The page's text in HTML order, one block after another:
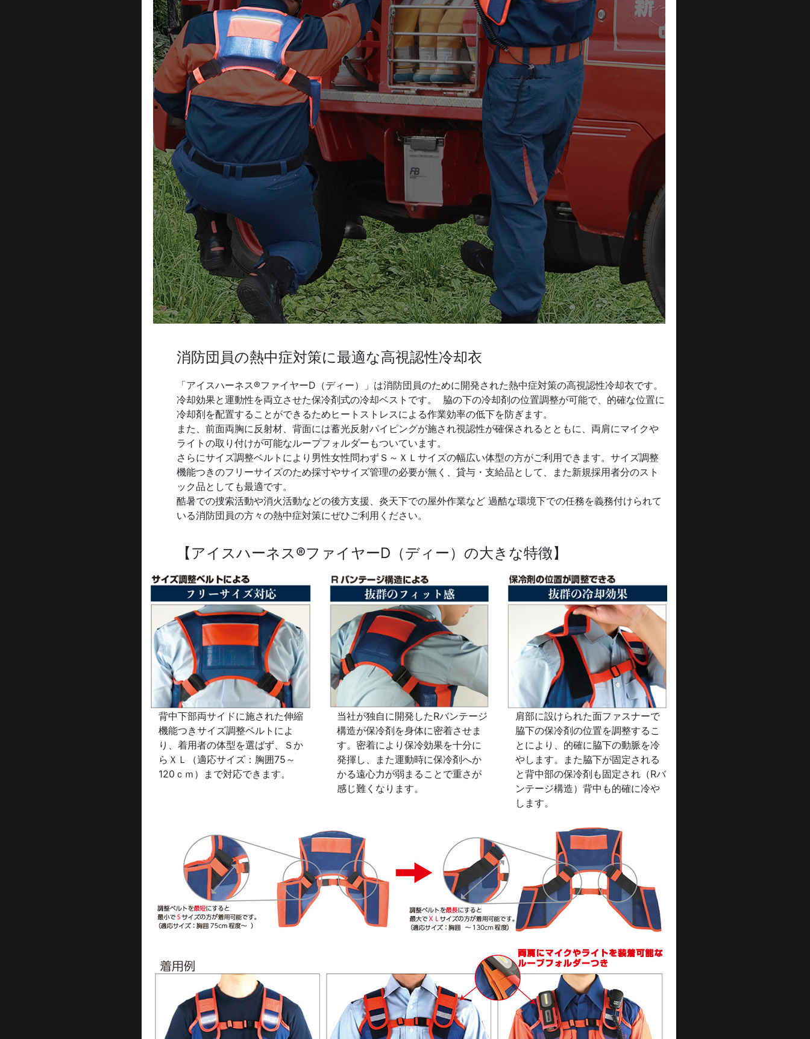
消防団員の熱中症対策に最適な高視認性冷却衣
「アイスハーネス®ファイヤーD（ディー）」は消防団員のために開発された熱中症対策の高視認性冷却衣です。
冷却効果と運動性を両立させた保冷剤式の冷却ベストです。 脇の下の冷却剤の位置調整が可能で、的確な位置に
冷却剤を配置することができるためヒートストレスによる作業効率の低下を防ぎます。
また、前面両胸に反射材、背面には蓄光反射パイピングが施され視認性が確保されるとともに、両肩にマイクや
ライトの取り付けが可能なループフォルダーもついています。
さらにサイズ調整ベルトにより男性女性問わずＳ～ＸＬサイズの幅広い体型の方がご利用できます。サイズ調整
機能つきのフリーサイズのため採寸やサイズ管理の必要が無く、貸与・支給品として、また新規採用者分のスト
ック品としても最適です。
酷暑での捜索活動や消火活動などの後方支援、炎天下での屋外作業など 過酷な環境下での任務を義務付けられて
いる消防団員の方々の熱中症対策にぜひご利用ください。
【アイスハーネス®ファイヤーD（ディー）の大きな特徴】
背中下部両サイドに施された伸縮
機能つきサイズ調整ベルトによ
り、着用者の体型を選ばず、Ｓか
らＸＬ（適応サイズ：胸囲75～
120ｃｍ）まで対応できます。
当社が独自に開発したRバンテージ
構造が保冷剤を身体に密着させま
す。密着により保冷効果を十分に
発揮し、また運動時に保冷剤へか
かる遠心力が弱まることで重さが
感じ難くなります。
肩部に設けられた面ファスナーで
脇下の保冷剤の位置を調整するこ
とにより、的確に脇下の動脈を冷
やします。また脇下が固定される
と背中部の保冷剤も固定され（Rバ
ンテージ構造）背中も的確に冷や
します。